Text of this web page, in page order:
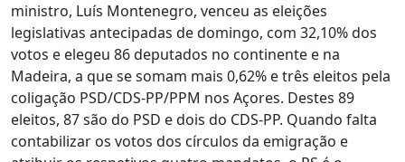
ministro, Luís Montenegro, venceu as eleições
legislativas antecipadas de domingo, com 32,10% dos
votos e elegeu 86 deputados no continente e na
Madeira, a que se somam mais 0,62% e três eleitos pela
coligação PSD/CDS-PP/PPM nos Açores. Destes 89
eleitos, 87 são do PSD e dois do CDS-PP. Quando falta
contabilizar os votos dos círculos da emigração e